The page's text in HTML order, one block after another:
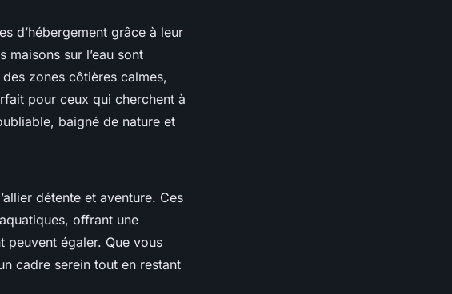
d’hébergement grâce à leur
sur l’eau sont
zones côtières calmes,
pour ceux qui cherchent à
baigné de nature et
détente et aventure. Ces
offrant une
peuvent égaler. Que vous
cadre serein tout en restant